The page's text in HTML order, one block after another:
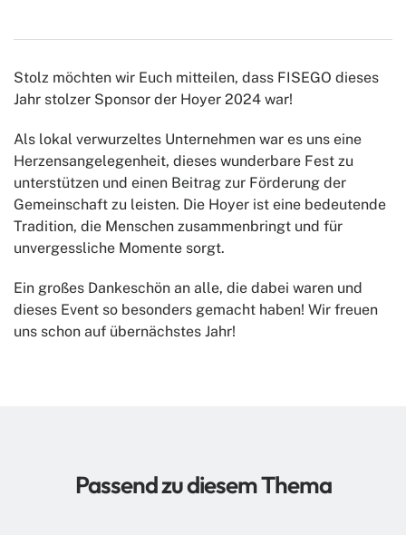
Stolz möchten wir Euch mitteilen, dass FISEGO dieses
Jahr stolzer Sponsor der Hoyer 2024 war!
Als lokal verwurzeltes Unternehmen war es uns eine
Herzensangelegenheit, dieses wunderbare Fest zu
unterstützen und einen Beitrag zur Förderung der
Gemeinschaft zu leisten. Die Hoyer ist eine bedeutende
Tradition, die Menschen zusammenbringt und für
unvergessliche Momente sorgt.
Ein großes Dankeschön an alle, die dabei waren und
dieses Event so besonders gemacht haben! Wir freuen
uns schon auf übernächstes Jahr!
Passend zu diesem Thema